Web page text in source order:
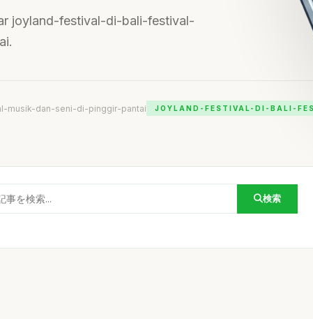
joyland-festival-di-bali-festival-
musik-dan-seni-di-pinggir-pantai JOYLAND-FESTIVAL-DI-BALI-
検索